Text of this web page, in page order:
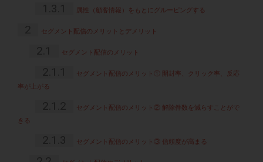
属性（顧客情報）をもとにグルーピングする
セグメント配信のメリットとデメリット
セグメント配信のメリット
セグメント配信のメリット① 開封率、クリック率、反応
率が上がる
セグメント配信のメリット② 解除件数を減らすことがで
きる
セグメント配信のメリット③ 信頼度が高まる